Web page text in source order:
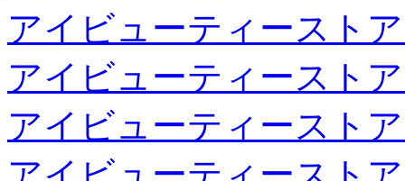
アイビューティースト
アイビューティースト
アイビューティースト